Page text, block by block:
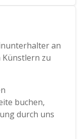
an
Künstlern zu
buchen,
durch uns